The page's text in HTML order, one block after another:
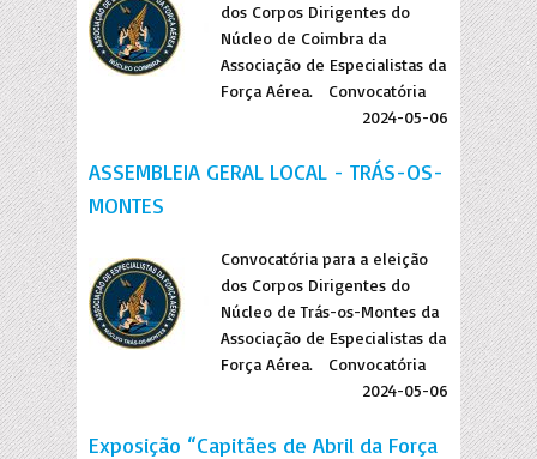
dos Corpos Dirigentes do
Núcleo de Coimbra da
Associação de Especialistas da
Força Aérea. Convocatória
2024-05-06
ASSEMBLEIA GERAL LOCAL - TRÁS-OS-
MONTES
Convocatória para a eleição
dos Corpos Dirigentes do
Núcleo de Trás-os-Montes da
Associação de Especialistas da
Força Aérea. Convocatória
2024-05-06
Exposição “Capitães de Abril da Força